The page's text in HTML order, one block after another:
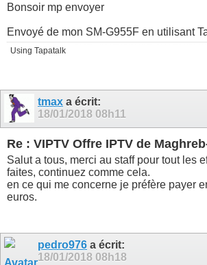
Bonsoir mp envoyer
Envoyé de mon SM-G955F en utilisant
Using Tapatalk
tmax a écrit:
18/01/2018 08h11
Re : VIPTV Offre IPTV de
Salut a tous, merci au staff pour tout les
faites, continuez comme cela.
en ce qui me concerne je préfère payer
euros.
pedro976 a écrit:
18/01/2018 08h18